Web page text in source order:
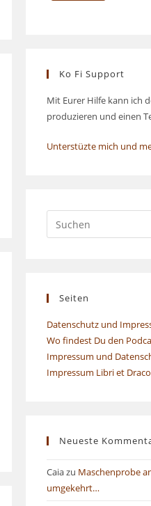
Ko Fi Support
Mit Eurer Hilfe kann ich
produzieren und einen
Unterstüzte mich und
Seiten
Datenschutz und
Wo findest Du den
Impressum und
Impressum Libri et
Neueste
Caiazu Maschenprobe
umgekehrt…